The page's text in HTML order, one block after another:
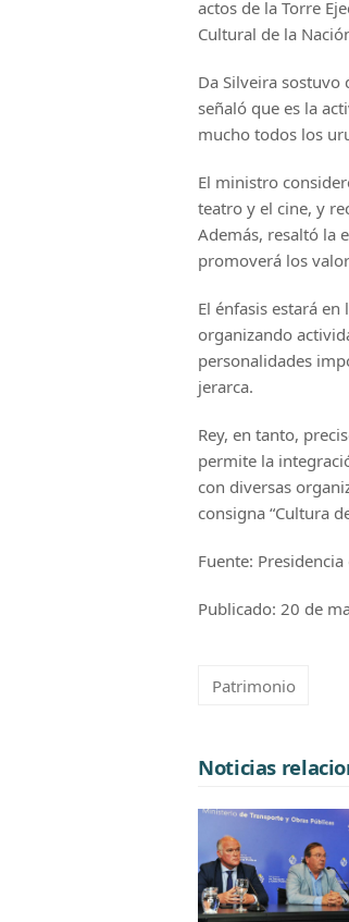
actos de la Torre
Cultural de la
Da Silveira
señaló que es la
mucho todos los
El ministro
teatro y el cine, y
Además, resaltó la
promoverá los
El énfasis estará
organizando
personalidades
jerarca.
Rey, en tanto,
permite la
con diversas
consigna “Cultura
Fuente:
Publicado: 20 de
Patrimonio
Noticias